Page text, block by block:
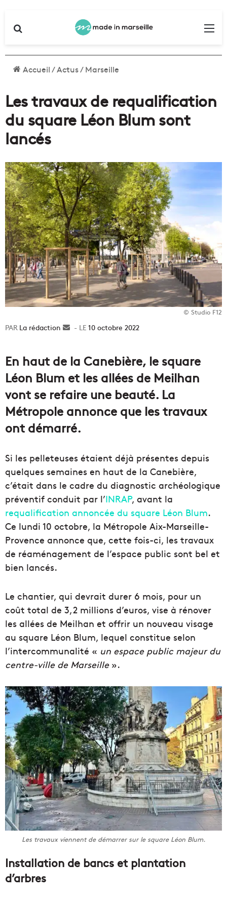
Accueil/Actus/Marseille
Les travaux de requalification
du square Léon Blum sont
lancés
© Studio F12
La rédaction
Envoyer10 octobre 2022
En haut de la Canebière, le square
Léon Blum et les allées de Meilhan
vont se refaire une beauté. La
Métropole annonce que les travaux
ont démarré.
Si les pelleteuses étaient déjà présentes depuis
quelques semaines en haut de la Canebière,
c’était dans le cadre du diagnostic archéologique
préventif conduit par l’INRAP, avant la
requalification annoncée du square Léon Blum.
Ce lundi 10 octobre, la Métropole Aix-Marseille-
Provence annonce que, cette fois-ci, les travaux
de réaménagement de l’espace public sont bel et
bien lancés.
Le chantier, qui devrait durer 6 mois, pour un
coût total de 3,2 millions d’euros, vise à rénover
les allées de Meilhan et offrir un nouveau visage
au square Léon Blum, lequel constitue selon
l’intercommunalité « un espace public majeur du
centre-ville de Marseille».
Les travaux viennent de démarrer sur le square Léon Blum.
Installation de bancs et plantation
d’arbres